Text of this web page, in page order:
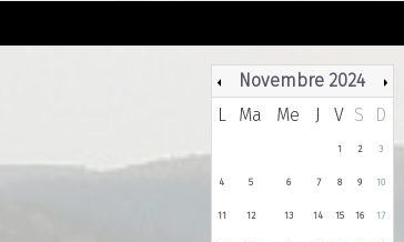
Novembre 2024
L
Ma Me J V S D
1 2 3
4 5 6 7 8 9 10
11 12 13 14 15 16 17